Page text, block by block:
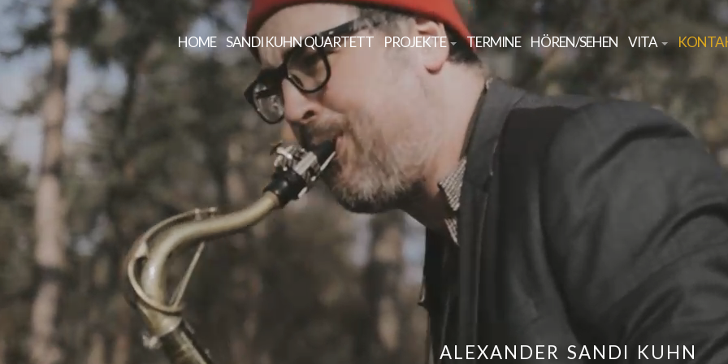
HOME SANDI KUHN QUARTETT PROJEKTE TERMINE HÖREN/SEHEN VITA
ALEXANDER SANDI KUHN